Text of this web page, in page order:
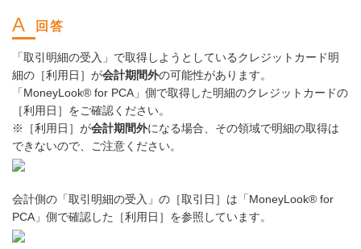
「取引明細の受入」で取得しようとしているクレジットカード明
細の［利用日］が会計期間外の可能性があります。
「MoneyLook® for PCA」側で取得した明細のクレジットカードの
［利用日］をご確認ください。
※［利用日］が会計期間外になる場合、その領域で明細の取得は
できないので、ご注意ください。
会計側の「取引明細の受入」の［取引日］は「MoneyLook® for
PCA」側で確認した［利用日］を参照しています。